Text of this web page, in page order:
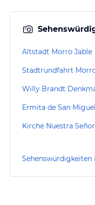
Altstadt Morro Jable
Stadtrundfahrt
Willy Brandt
Ermita de San Miguel
Sehenswürdigkeiten